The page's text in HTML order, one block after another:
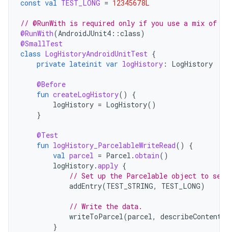
const val TEST_LONG = 12345678L
// @RunWith is required only if you use a mix of
@RunWith(AndroidJUnit4 ::class)
@SmallTest
class LogHistoryAndroidUnitTest {
private lateinit var logHistory : LogHistory
@Before
fun createLogHistory()
{
logHistory = LogHistory()
}
@Test
fun logHistory_ParcelableWriteRead()
{
val parcel = Parcel .obtain()
logHistory.apply {
// Set up the Parcelable object to
addEntry(TEST_STRING, TEST_LONG)
// Write the data.
writeToParcel(parcel, describeContents
}